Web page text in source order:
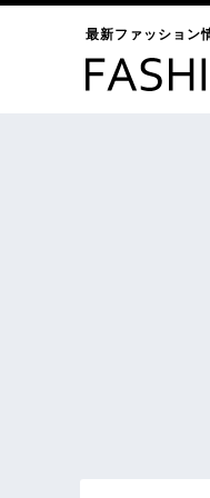
最新ファッション